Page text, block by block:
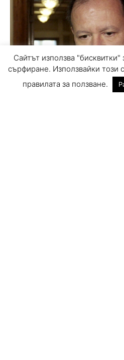
Сайтът използва
сърфиране. Използвайки този
правилата за ползване.